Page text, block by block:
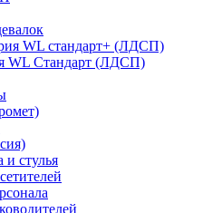
WL стандарт+ (ЛДСП)
WL Стандарт (ЛДСП)
стулья